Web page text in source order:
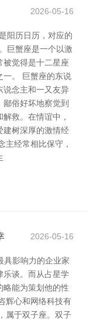
2026-05-16
阳历日历，对应的
巨蟹座是一个以激
被觉得是十二星座
一。 巨蟹座的东说
说念主和一又友异
俗好坏地察觉到
救。在情谊中，
建树深厚的激情经
主经常相比保守，
2026-05-16
具影响力的企业家
乐谈。而从占星学
能为策划他的性
辉心和网络科技有
属于双子座。双子